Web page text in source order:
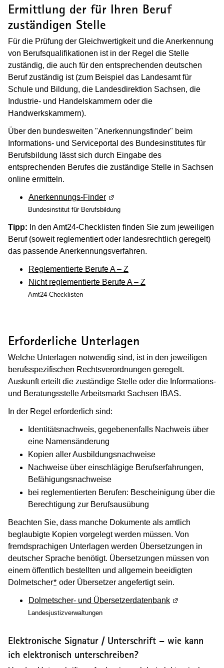
Ermittlung der für Ihren Beruf
zuständigen Stelle
Für die Prüfung der Gleichwertigkeit und die Anerkennung
von Berufsqualifikationen ist in der Regel die Stelle
zuständig, die auch für den entsprechenden deutschen
Beruf zuständig ist (zum Beispiel das Landesamt für
Schule und Bildung, die Landesdirektion Sachsen, die
Industrie- und Handelskammern oder die
Handwerkskammern).
Über den bundesweiten "Anerkennungsfinder" beim
Informations- und Serviceportal des Bundesinstitutes für
Berufsbildung lässt sich durch Eingabe des
entsprechenden Berufes die zuständige Stelle in Sachsen
online ermitteln.
Anerkennungs-Finder (Wird in einem neuen Fenster
Bundesinstitut für Berufsbildung
Tipp: In den Amt24-Checklisten finden Sie zum jeweiligen
Beruf (soweit reglementiert oder landesrechtlich geregelt)
das passende Anerkennungsverfahren.
Reglementierte Berufe A – Z
Nicht reglementierte Berufe A – Z
Amt24-Checklisten
Erforderliche Unterlagen
Welche Unterlagen notwendig sind, ist in den jeweiligen
berufsspezifischen Rechtsverordnungen geregelt.
Auskunft erteilt die zuständige Stelle oder die Informations-
und Beratungsstelle Arbeitsmarkt Sachsen IBAS.
In der Regel erforderlich sind:
Identitätsnachweis, gegebenenfalls Nachweis über
eine Namensänderung
Kopien aller Ausbildungsnachweise
Nachweise über einschlägige Berufserfahrungen,
Befähigungsnachweise
bei reglementierten Berufen: Bescheinigung über die
Berechtigung zur Berufsausübung
Beachten Sie, dass manche Dokumente als amtlich
beglaubigte Kopien vorgelegt werden müssen. Von
fremdsprachigen Unterlagen werden Übersetzungen in
deutscher Sprache benötigt. Übersetzungen müssen von
einem öffentlich bestellten und allgemein beeidigten
Dolmetscher* oder Übersetzer angefertigt sein.
Dolmetscher- und Übersetzerdatenbank (Wird in
Landesjustizverwaltungen
Elektronische Signatur / Unterschrift – wie kann
ich elektronisch unterschreiben?